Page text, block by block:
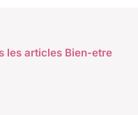
les articles Bien-etre